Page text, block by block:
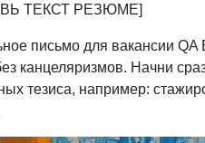
ТЕКСТ РЕЗЮМЕ]
письмо для вакансии
канцеляризмов. Начни
тезиса, например: